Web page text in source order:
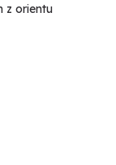
z orientu